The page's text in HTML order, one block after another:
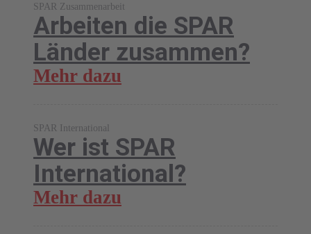
SPAR Zusammenarbeit
Arbeiten die SPAR
Länder zusammen?
Mehr dazu
SPAR International
Wer ist SPAR
International?
Mehr dazu